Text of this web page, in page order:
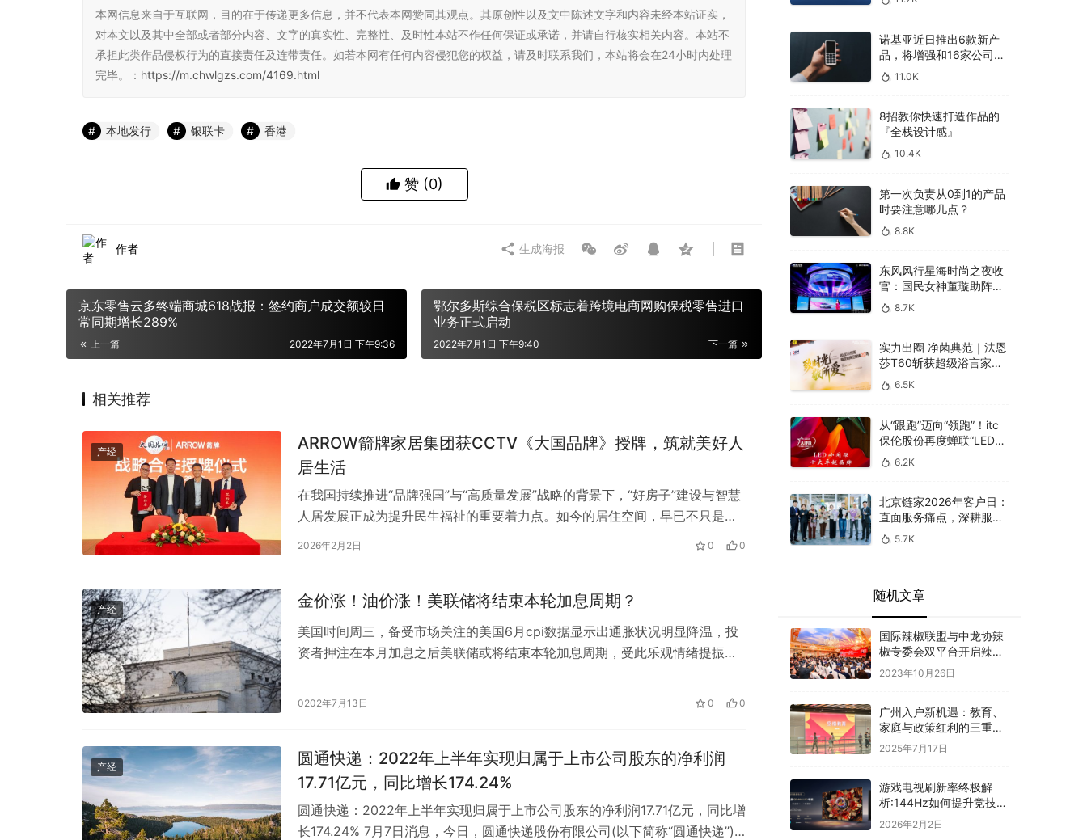
本网信息来自于互联网，目的在于传递更多信息，并不代表本网赞同其观点。其原创性以及文中陈述文字和内容未经本站证实，
对本文以及其中全部或者部分内容、文字的真实性、完整性、及时性本站不作任何保证或承诺，并请自行核实相关内容。本站不
承担此类作品侵权行为的直接责任及连带责任。如若本网有任何内容侵犯您的权益，请及时联系我们，本站将会在24小时内处理
完毕。： https://m.chwlgzs.com/4169.html
本地发行 银联卡 香港
赞 (0)
作者 生成海报
京东零售云多终端商城618战报：签约商户成交额较日
常同期增长289%
上一篇 2022年7月1日 下午9:36
鄂尔多斯综合保税区标志着跨境电商网购保税零售进口
业务正式启动
下一篇
2022年7月1日 下午9:40
相关推荐
产经
ARROW箭牌家居集团获CCTV《大国品牌》授牌，筑就美好人
居生活
在我国持续推进“品牌强国”与“高质量发展”战略的背景下，“好房子”建设与智慧
人居发展正成为提升民生福祉的重要着力点。如今的居住空间，早已不只是满
足基础需求的功能载体，更被赋予健康防…
2026年2月2日 0 0
产经 金价涨！油价涨！美联储将结束本轮加息周期？
美国时间周三，备受市场关注的美国6月cpi数据显示出通胀状况明显降温，投
资者押注在本月加息之后美联储或将结束本轮加息周期，受此乐观情绪提振，
0202年7月13日 0 0
产经
圆通快递：2022年上半年实现归属于上市公司股东的净利润
17.71亿元，同比增长174.24%
圆通快递：2022年上半年实现归属于上市公司股东的净利润17.71亿元，同比增
长174.24% 7月7日消息，今日，圆通快递股份有限公司(以下简称“圆通快递”)
诺基亚近日推出6款新产
品，将增强和16家公司合
作，VR领域发力明显
11.0K
8招教你快速打造作品的
『全栈设计感』
10.4K
第一次负责从0到1的产品
时要注意哪几点？
8.8K
东风风行星海时尚之夜收
官：国民女神董璇助阵，
多车齐发震撼全场！
8.7K
实力出圈 净菌典范｜法恩
莎T60斩获超级浴言家年
度好产品奖
6.5K
从“跟跑”迈向“领跑”！itc
保伦股份再度蝉联“LED小
间距十大卓越品牌”
6.2K
北京链家2026年客户日：
直面服务痛点，深耕服务
本质5.7K
随机文章
国际辣椒联盟与中龙协辣
椒专委会双平台开启辣椒
新视野
2023年10月26日
广州入户新机遇：教育、
家庭与政策红利的三重赋
能
2025年7月17日
游戏电视刷新率终极解
析:144Hz如何提升竞技水
平
2026年2月2日